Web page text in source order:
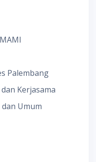
Palembang
Kerjasama
Umum